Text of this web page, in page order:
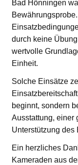
Bad Hönningen
durch keine
wertvolle
Einheit.
Solche Einsätze
beginnt, sondern
Ausstattung, einer
Unterstützung des
Ein herzliches
Kameraden aus